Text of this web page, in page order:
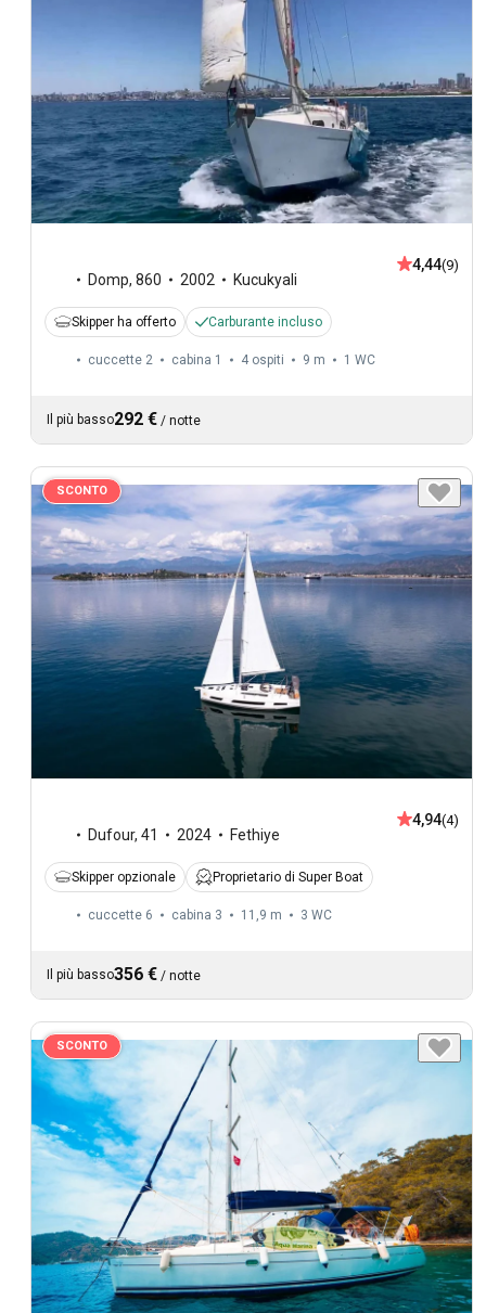
Domp, 860 2002 Kucukyali
4,44(9)
Skipper ha offerto Carburante incluso
cuccette 2 cabina 1 4 ospiti 9 m 1 WC
Il più basso292 € / notte
SCONTO
Dufour, 41 2024 Fethiye
4,94(4)
Skipper opzionale Proprietario di Super Boat
cuccette 6 cabina 3 11,9 m 3 WC
Il più basso356 € / notte
SCONTO